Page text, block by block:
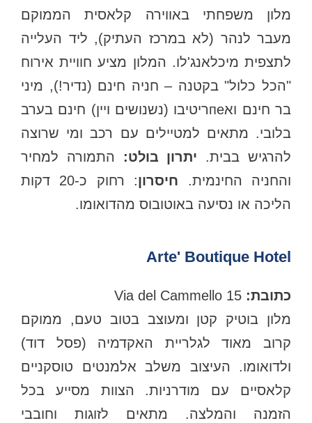
מלון משפחתי באווירה קלאסית הממוקם
מעבר לנהר (לא במרכז העתיק), ליד העלייה
לתצפית מיכלאנג'לו. המלון מציע חוויית אירוח
"הכל כלול" בקטנה – חניה חינם (נדיר!), מיני
בר חינם ואпеריטיבו (נשנושים ויין) חינם בערב
בלובי. מתאים למטיילים עם רכב ומי שרוצה
להרגיש בבית.יתרון בולט:התמורה למחיר
והחניה החינמית.חיסרון
: רחוק כ-20 דקות
הליכה או נסיעה באוטובוס מהדואומו.
Arte' Boutique Hotel
כתובת:Via del Cammello 15
מלון בוטיק קטן ומעוצב בטוב טעם, ממוקם
קרוב מאוד לגלריית האקדמיה (פסל דוד)
ולדואומו. העיצוב משלב אלמנטים טוסקניים
קלאסיים עם מודרניות. הצוות מסייע בכל
הזמנה והמלצה. מתאים לזוגות וחובבי